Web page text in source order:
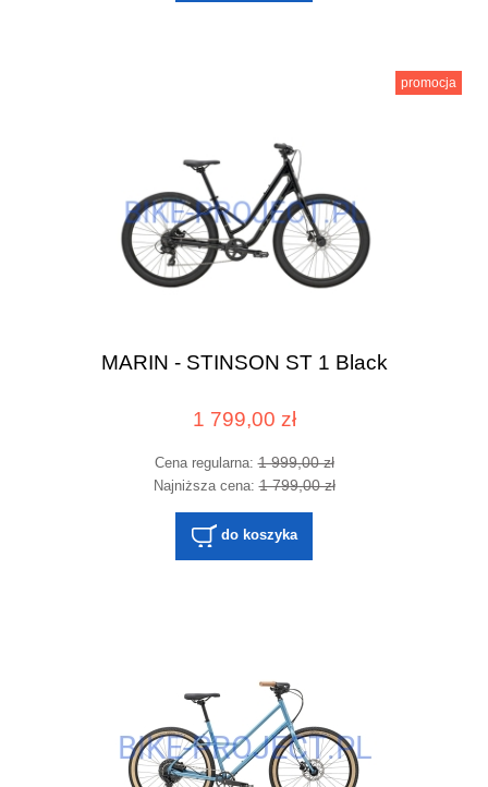
MARIN - STINSON ST 1 Black
1 799,00 zł
Cena regularna:1 999,00 zł
Najniższa cena:1 799,00 zł
do koszyka
promocja